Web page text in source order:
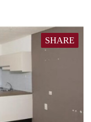
SHARE